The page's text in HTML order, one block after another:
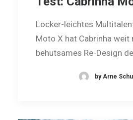
Locker-leichtes
Moto X hat Cabrinha weit
behutsames Re-Design
by Arne